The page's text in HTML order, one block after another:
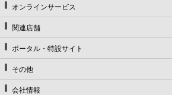
オンラインサービス
関連店舗
ポータル・特設サイト
その他
会社情報